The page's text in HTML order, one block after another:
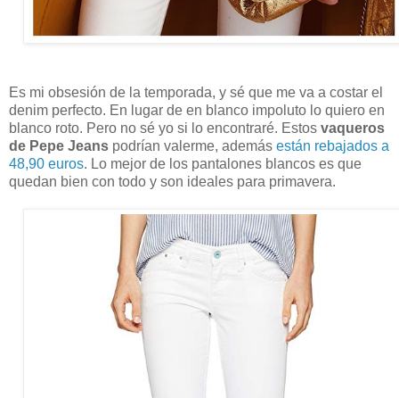
Es mi obsesión de la temporada, y sé que me va a costar el
denim perfecto. En lugar de en blanco impoluto lo quiero en
blanco roto. Pero no sé yo si lo encontraré. Estos vaqueros
de Pepe Jeans podrían valerme, además están rebajados a
48,90 euros. Lo mejor de los pantalones blancos es que
quedan bien con todo y son ideales para primavera.